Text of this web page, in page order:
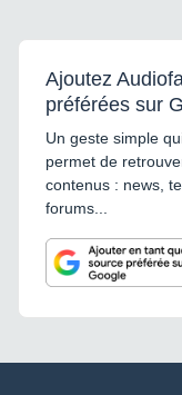
Ajoutez
préférées sur
Un geste simple
permet de
contenus : news,
forums...